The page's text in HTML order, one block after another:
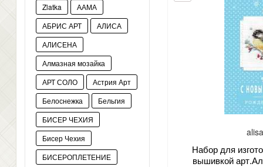
Zlatka
ААМА
АБРИС АРТ
АЛИСА
АЛИСЕНА
Алмазная мозайка
АРТ СОЛО
Астрия Арт
Белоснежка
Бельгия
БИСЕР ЧЕХИЯ
Бисер Чехия
БИСЕРОПЛЕТЕНИЕ
Набор для
вышивкой